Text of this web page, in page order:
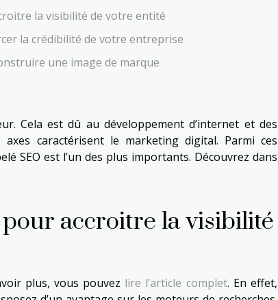
la visibilité de votre entité
la crédibilité de votre entreprise
une image de marque
Cela est dû au développement d’internet et des
axes caractérisent le marketing digital. Parmi ces
SEO est l’un des plus importants. Découvrez dans
accroitre la visibilité
plus, vous pouvez lire l’article complet. En effet,